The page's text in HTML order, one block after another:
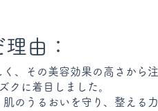
由：
、その美容効果の高さから
クに着目しました。
のうるおいを守り、整える